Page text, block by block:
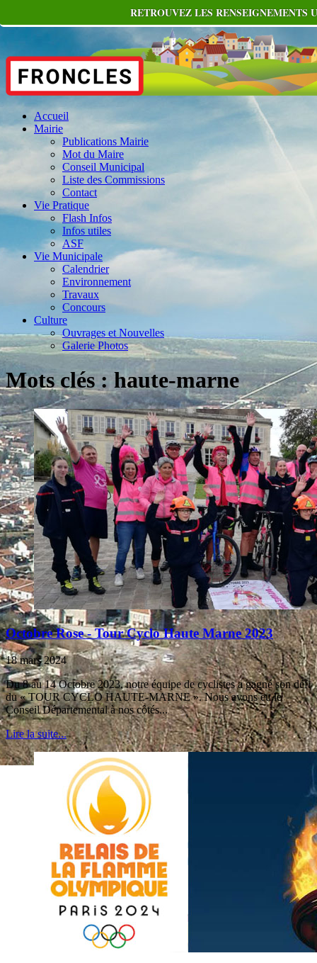
Accueil
Mairie
Publications Mairie
Mot du Maire
Conseil Municipal
Liste des Commissions
Contact
Vie Pratique
Flash Infos
Infos utiles
ASF
Vie Municipale
Calendrier
Environnement
Travaux
Concours
Culture
Ouvrages et Nouvelles
Galerie Photos
Mots clés : haute-marne
Octobre Rose - Tour Cyclo Haute Marne 2023
18 mars 2024
Du 8 au 14 Octobre 2023, notre équipe de cyclistes a gagné son défi
du « TOUR CYCLO HAUTE-MARNE ». Nous avons eu le
Conseil Départemental à nos côtés...
Lire la suite...
RETROUVEZ LES RENSEIGNEMENTS